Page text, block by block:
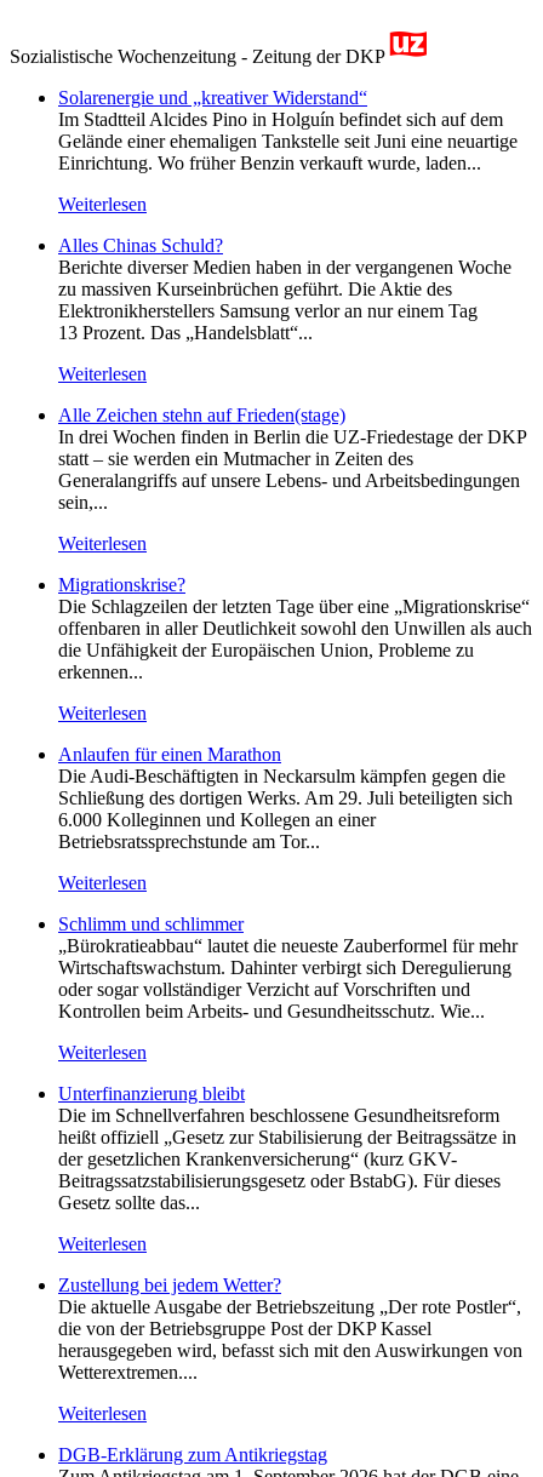
Sozialistische Wochenzeitung - Zeitung der DKP
Solarenergie und „kreativer Widerstand“
Im Stadtteil Alcides Pino in Holguín befindet sich auf dem
Gelände einer ehemaligen Tankstelle seit Juni eine neuartige
Einrichtung. Wo früher Benzin verkauft wurde, laden...
Weiterlesen
Alles Chinas Schuld?
Berichte diverser Medien haben in der vergangenen Woche
zu massiven Kurseinbrüchen geführt. Die Aktie des
Elektronikherstellers Samsung verlor an nur einem Tag
13 Prozent. Das „Handelsblatt“...
Weiterlesen
Alle Zeichen stehn auf Frieden(stage)
In drei Wochen finden in Berlin die UZ-Friedestage der DKP
statt – sie werden ein Mutmacher in Zeiten des
Generalangriffs auf unsere Lebens- und Arbeitsbedingungen
sein,...
Weiterlesen
Migrationskrise?
Die Schlagzeilen der letzten Tage über eine „Migrationskrise“
offenbaren in aller Deutlichkeit sowohl den Unwillen als auch
die Unfähigkeit der Europäischen Union, Probleme zu
erkennen...
Weiterlesen
Anlaufen für einen Marathon
Die Audi-Beschäftigten in Neckarsulm kämpfen gegen die
Schließung des dortigen Werks. Am 29. Juli beteiligten sich
6.000 Kolleginnen und Kollegen an einer
Betriebsratssprechstunde am Tor...
Weiterlesen
Schlimm und schlimmer
„Bürokratieabbau“ lautet die neueste Zauberformel für mehr
Wirtschaftswachstum. Dahinter verbirgt sich Deregulierung
oder sogar vollständiger Verzicht auf Vorschriften und
Kontrollen beim Arbeits- und Gesundheitsschutz. Wie...
Weiterlesen
Unterfinanzierung bleibt
Die im Schnellverfahren beschlossene Gesundheitsreform
heißt offiziell „Gesetz zur Stabilisierung der Beitragssätze in
der gesetzlichen Krankenversicherung“ (kurz GKV-
Beitragssatzstabilisierungsgesetz oder BstabG). Für dieses
Gesetz sollte das...
Weiterlesen
Zustellung bei jedem Wetter?
Die aktuelle Ausgabe der Betriebszeitung „Der rote Postler“,
die von der Betriebsgruppe Post der DKP Kassel
herausgegeben wird, befasst sich mit den Auswirkungen von
Wetterextremen....
Weiterlesen
DGB-Erklärung zum Antikriegstag